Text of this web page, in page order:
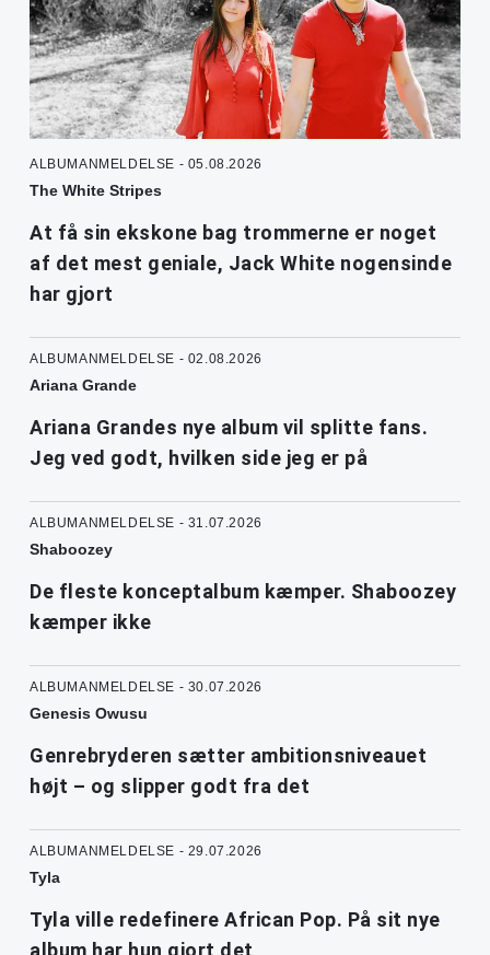
ALBUMANMELDELSE - 05.08.2026
The White Stripes
At få sin ekskone bag trommerne er noget
af det mest geniale, Jack White nogensinde
har gjort
ALBUMANMELDELSE - 02.08.2026
Ariana Grande
Ariana Grandes nye album vil splitte fans.
Jeg ved godt, hvilken side jeg er på
ALBUMANMELDELSE - 31.07.2026
Shaboozey
De fleste konceptalbum kæmper. Shaboozey
kæmper ikke
ALBUMANMELDELSE - 30.07.2026
Genesis Owusu
Genrebryderen sætter ambitionsniveauet
højt – og slipper godt fra det
ALBUMANMELDELSE - 29.07.2026
Tyla
Tyla ville redefinere African Pop. På sit nye